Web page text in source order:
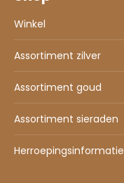
Winkel
Assortiment zilver
Assortiment goud
Assortiment sieraden
Herroepingsinformatie